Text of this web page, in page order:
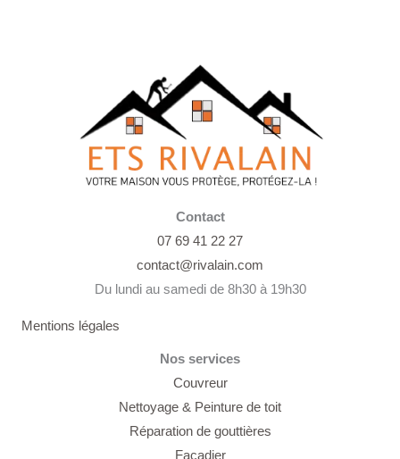
Contact
07 69 41 22 27
contact@rivalain.com
Du lundi au samedi de 8h30 à 19h30
Mentions légales
Nos services
Couvreur
Nettoyage & Peinture de toit
Réparation de gouttières
Façadier